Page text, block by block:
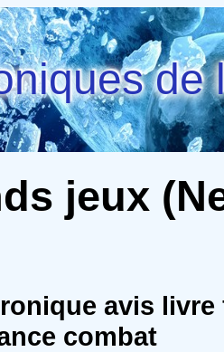
de
jeux
avis
combat